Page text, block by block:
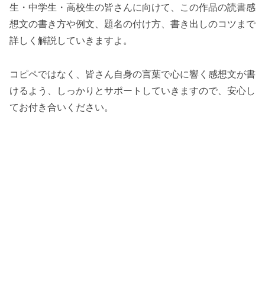
生・中学生・高校生の皆さんに向けて、この作品の読書感
想文の書き方や例文、題名の付け方、書き出しのコツまで
詳しく解説していきますよ。
コピペではなく、皆さん自身の言葉で心に響く感想文が書
けるよう、しっかりとサポートしていきますので、安心し
てお付き合いください。